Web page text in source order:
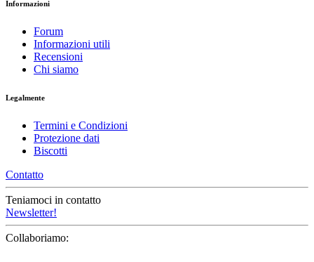
Informazioni
Forum
Informazioni utili
Recensioni
Chi siamo
Legalmente
Termini e Condizioni
Protezione dati
Biscotti
Contatto
Teniamoci in contatto
Newsletter!
Collaboriamo: